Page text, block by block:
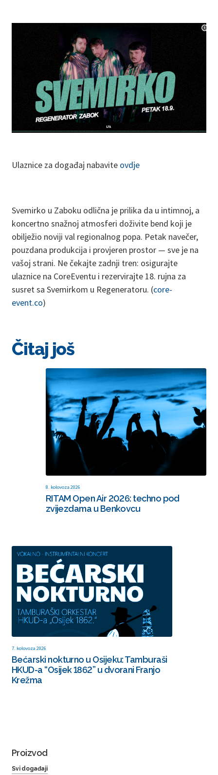
Ulaznice za događaj nabavite ovdje
Svemirko u Zaboku odlična je prilika da u intimnoj, a
koncertno snažnoj atmosferi doživite bend koji je
obilježio noviji val regionalnog popa. Petak navečer,
pouzdana produkcija i provjeren prostor — sve je na
vašoj strani. Ne čekajte zadnji tren: osigurajte
ulaznice na CoreEventu i rezervirajte 18. rujna za
susret sa Svemirkom u Regeneratoru. (core-
event.co)
Čitaj još
8. kolovoza 2026
RITAM Open Air 2026: techno pod
zvijezdama u Benkovcu
7. kolovoza 2026
Bećarski nokturno u Osijeku: Tamburaši
HKUD-a “Osijek 1862” u dvorani Franjo
Krežma
Proizvod
Svi događaji